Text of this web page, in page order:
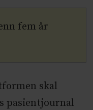
fem år
skal
pasientjournal